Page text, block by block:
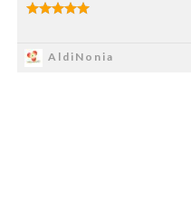
AldiNonia